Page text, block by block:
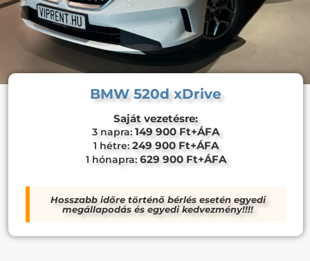
BMW 520d xDrive
Saját vezetésre:
3 napra: 149 900 Ft+ÁFA
1 hétre: 249 900 Ft+ÁFA
1 hónapra: 629 900 Ft+ÁFA
Hosszabb időre történő bérlés esetén egyedi
megállapodás és egyedi kedvezmény!!!!